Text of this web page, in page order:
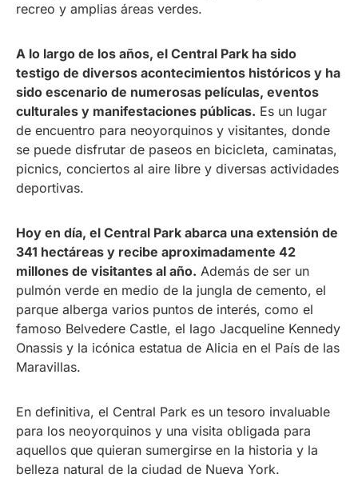
recreo y amplias áreas verdes.
A lo largo de los años, el Central Park ha sido
testigo de diversos acontecimientos históricos y ha
sido escenario de numerosas películas, eventos
culturales y manifestaciones públicas. Es un lugar
de encuentro para neoyorquinos y visitantes, donde
se puede disfrutar de paseos en bicicleta, caminatas,
picnics, conciertos al aire libre y diversas actividades
deportivas.
Hoy en día, el Central Park abarca una extensión de
341 hectáreas y recibe aproximadamente 42
millones de visitantes al año. Además de ser un
pulmón verde en medio de la jungla de cemento, el
parque alberga varios puntos de interés, como el
famoso Belvedere Castle, el lago Jacqueline Kennedy
Onassis y la icónica estatua de Alicia en el País de las
Maravillas.
En definitiva, el Central Park es un tesoro invaluable
para los neoyorquinos y una visita obligada para
aquellos que quieran sumergirse en la historia y la
belleza natural de la ciudad de Nueva York.